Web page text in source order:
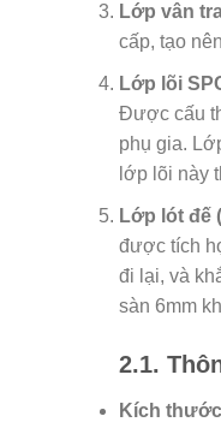
Lớp vân
cấp, tạo
Lớp lõi
Được cấu
phụ gia.
lớp lõi này
Lớp lót đế
được tích
đi lại, và
sàn 6mm
2.1.
Kích